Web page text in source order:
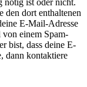
den dort enthaltenen
E-Mail-Adresse
einem Spam-
bist, dass deine E-
dann kontaktiere